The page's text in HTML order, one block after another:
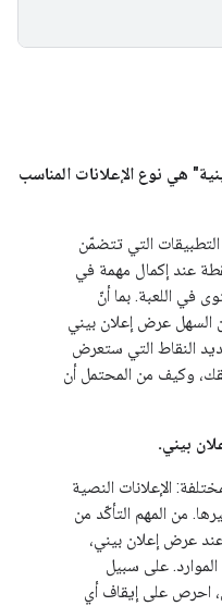
هي نوع الإعلانات المناسب
التي تتضمّن
عند إكمال مهمة في
اللعبة. بما أنّ
عرض إعلان بيني
التي ستعرض
وكيف من المحتمل أن
الإعلانات النصية
من المهم التأكّد من
إعلان بيني،
على سبيل
على إيقاف أي